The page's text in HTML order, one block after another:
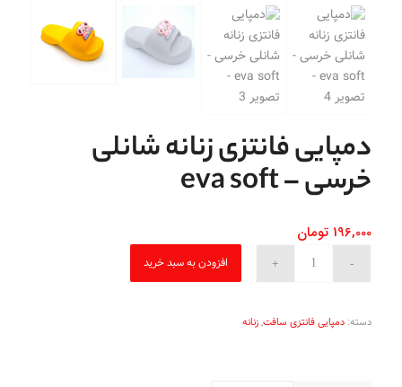
دمپایی فانتزی زنانه شانلی
خرسی – eva soft
196,000 تومان
افزودن به سبد خرید
دسته: دمپایی فانتزی سافت,زنانه